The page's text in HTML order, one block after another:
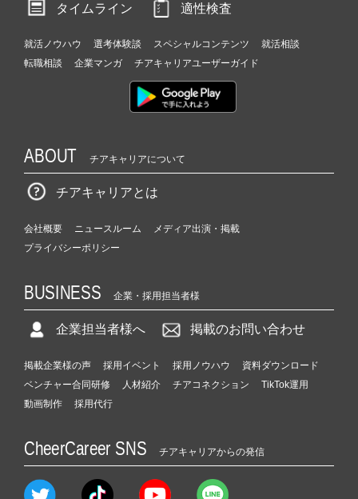
タイムライン
適性検査
就活ノウハウ 選考体験談 スペシャルコンテンツ
就活相談
転職相談
企業マンガ チアキャリアユーザーガイド
ABOUT チアキャリアについて
チアキャリアとは
会社概要 ニュースルーム
メディア出演・掲載
プライバシーポリシー
BUSINESS 企業・採用担当者様
企業担当者様へ 掲載のお問い合わせ
掲載企業様の声 採用イベント 採用ノウハウ
資料ダウンロード
ベンチャー合同研修
人材紹介 チアコネクション
TikTok運用
動画制作
採用代行
CheerCareer SNS チアキャリアからの発信